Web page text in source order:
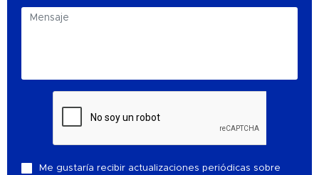
Me gustaría recibir actualizaciones periódicas sobre